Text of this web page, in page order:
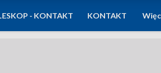
- KONTAKT KONTAKT